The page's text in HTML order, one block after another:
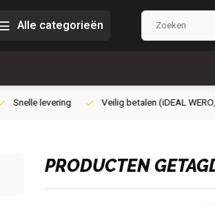
Alle categorieën
Snelle levering Veilig betalen (iDEAL WERO,
PRODUCTEN